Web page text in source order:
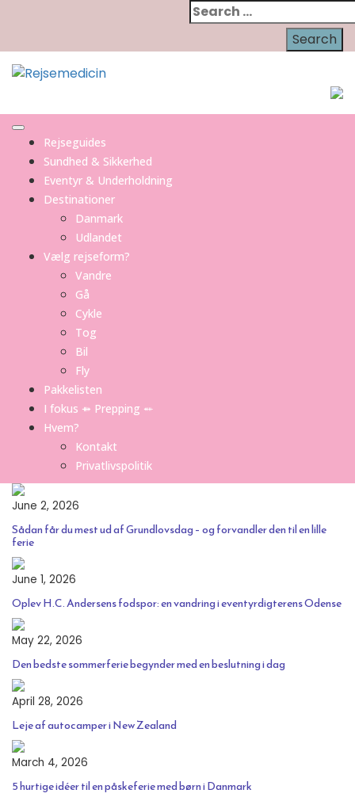
Search
for:
Rejseguides
Sundhed & Sikkerhed
Eventyr & Underholdning
Destinationer
Danmark
Udlandet
Vælg rejseform?
Vandre
Gå
Cykle
Tog
Bil
Fly
Pakkelisten
I fokus ⤁ Prepping ⬵
Hvem?
Kontakt
Privatlivspolitik
June 2, 2026
Sådan får du mest ud af Grundlovsdag – og forvandler den til en lille
ferie
June 1, 2026
Oplev H.C. Andersens fodspor: en vandring i eventyrdigterens Odense
May 22, 2026
Den bedste sommerferie begynder med en beslutning i dag
April 28, 2026
Leje af autocamper i New Zealand
March 4, 2026
5 hurtige idéer til en påskeferie med børn i Danmark